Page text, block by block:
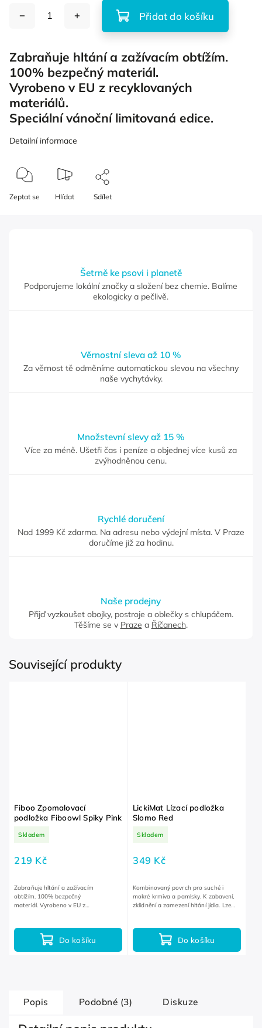
Přidat do košíku
Zabraňuje hltání a zažívacím obtížím.
100% bezpečný materiál.
Vyrobeno v EU z recyklovaných
materiálů.
Speciální vánoční limitovaná edice.
Detailní informace
Zeptat se Hlídat Sdílet
Šetrně ke psovi i planetě
Podporujeme lokální značky a složení bez chemie. Balíme
ekologicky a pečlivě.
Věrnostní sleva až 10 %
Za věrnost tě odměníme automatickou slevou na všechny
naše vychytávky.
Množstevní slevy až 15 %
Více za méně. Ušetři čas i peníze a objednej více kusů za
zvýhodněnou cenu.
Rychlé doručení
Nad 1999 Kč zdarma. Na adresu nebo výdejní místa. V Praze
doručíme již za hodinu.
Naše prodejny
Přijď vyzkoušet obojky, postroje a oblečky s chlupáčem.
Těšíme se v Praze a Říčanech.
Související produkty
Fiboo Zpomalovací
podložka Fiboowl Spiky Pink
Skladem
219 Kč
Do košíku
Zabraňuje hltání a zažívacím
obtížím. 100% bezpečný
materiál. Vyrobeno v EU z
LickiMat Lízací podložka
Slomo Red
Skladem
349 Kč
Do košíku
Kombinovaný povrch pro suché i
mokré krmiva a pamlsky. K zabavení,
zklidnění a zamezení hltání jídla. Lze
Popis Podobné (3) Diskuze